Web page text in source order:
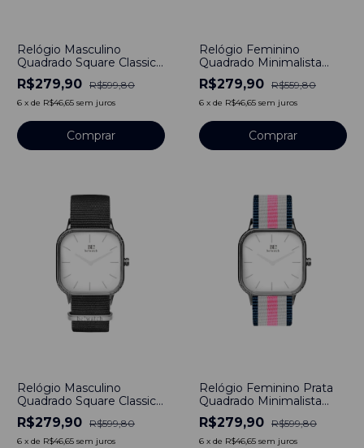
Relógio Masculino
Quadrado Square Classic
Silver Pulseira de Nylon
Nato Azul 40mm
Minimalista Aço
titânio
R$279,90 R$599,80
6 x de R$46,65 sem juros
Comprar
Relógio Feminino
Quadrado Minimalista
Classic Pulseira Nylon
Nato Rosa 40mm Aço
Inoxidável banhado a
R$279,90 R$559,80
6 x de R$46,65 sem juros
Comprar
Relógio Masculino
Quadrado Square Classic
Silver Pulseira de Nylon
Nato Preto 40mm
Minimalista Aço
R$279,90 R$599,80
6 x de R$46,65 sem juros
Relógio Feminino Prata
Quadrado Minimalista
Newport Pulseira de
Nylon Rosa 40mm Aço
Inoxidável banhado a
R$279,90 R$599,80
6 x de R$46,65 sem juros